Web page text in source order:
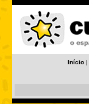
Início |